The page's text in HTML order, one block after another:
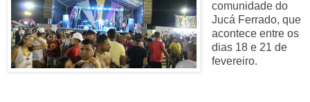
comunidade do
Jucá Ferrado, que
acontece entre os
dias 18 e 21 de
fevereiro.